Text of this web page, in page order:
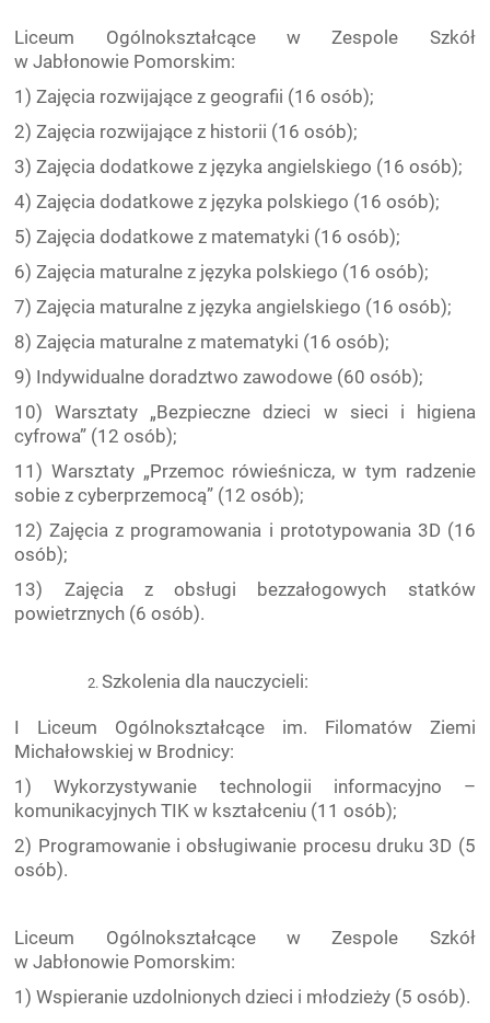
Liceum Ogólnokształcące w Zespole Szkół
w Jabłonowie Pomorskim:
1) Zajęcia rozwijające z geografii (16 osób);
2) Zajęcia rozwijające z historii (16 osób);
3) Zajęcia dodatkowe z języka angielskiego (16 osób);
4) Zajęcia dodatkowe z języka polskiego (16 osób);
5) Zajęcia dodatkowe z matematyki (16 osób);
6) Zajęcia maturalne z języka polskiego (16 osób);
7) Zajęcia maturalne z języka angielskiego (16 osób);
8) Zajęcia maturalne z matematyki (16 osób);
9) Indywidualne doradztwo zawodowe (60 osób);
10) Warsztaty „Bezpieczne dzieci w sieci i higiena
cyfrowa” (12 osób);
11) Warsztaty „Przemoc rówieśnicza, w tym radzenie
sobie z cyberprzemocą” (12 osób);
12) Zajęcia z programowania i prototypowania 3D (16
osób);
13) Zajęcia z obsługi bezzałogowych statków
powietrznych (6 osób).
Szkolenia dla nauczycieli:
I Liceum Ogólnokształcące im. Filomatów Ziemi
Michałowskiej w Brodnicy:
1) Wykorzystywanie technologii informacyjno –
komunikacyjnych TIK w kształceniu (11 osób);
2) Programowanie i obsługiwanie procesu druku 3D (5
osób).
Liceum Ogólnokształcące w Zespole Szkół
w Jabłonowie Pomorskim:
1) Wspieranie uzdolnionych dzieci i młodzieży (5 osób).